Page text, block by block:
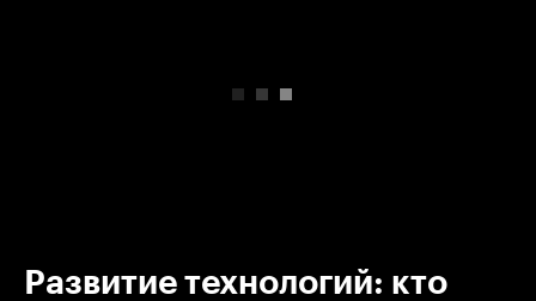
Развитие технологий: кто